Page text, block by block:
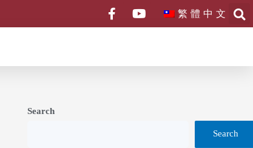
繁體中文
Search
Search